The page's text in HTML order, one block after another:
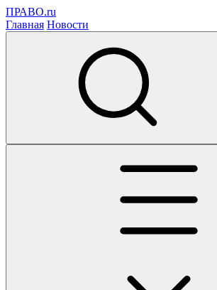
ПРАВО.ru
Главная Новости